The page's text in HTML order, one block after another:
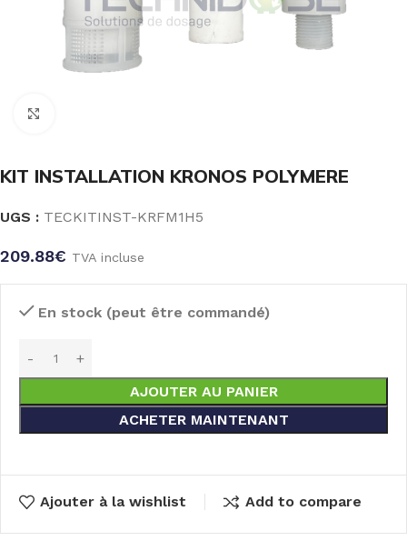
KIT INSTALLATION KRONOS POLYMERE
UGS : TECKITINST-KRFM1H5
209.88€ TVA incluse
En stock (peut être commandé)
AJOUTER AU PANIER
ACHETER MAINTENANT
Ajouter à la wishlist Add to compare